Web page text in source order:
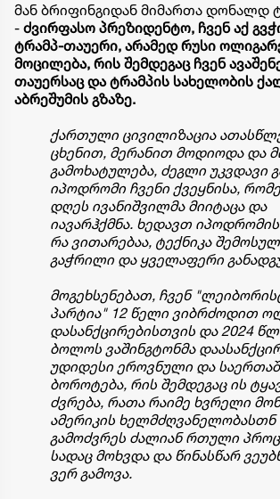
მან ბრიფინგიდან მიმართა დონალდ
- ძვირფასო პრეზიდენტო, ჩვენ აქ
ტრამპ-თაუერი, არამედ რუსი
მოცილება, რის შემდეგაც ჩვენ
თაუერსაც და ტრამპის სახელობის
აბრეშუმის გზაზე.
ქართული ცივილიზაცია
ცხენით, მერანით მოდიოდა და
გამოხატულება, ძეგლი უკვდავი
იპოდრომი ჩვენი ქვეყნისა,
დღეს ივანიშვილმა მიიტაცა და
იავარჰქმნა. ხედავთ
რა ვითარებაა, ტექნიკა
გაჭრილი და ყველაფერი
მოგეხსენებათ, ჩვენ
პარტია" 12 წელი ვიბრძოდით
დასანქცირებისთვის და 2024
ბოლოს ვაშინგტონმა
უდიდესი ეროვნული და
ბოროტება, რის შემდეგაც ის
ძვრება, რათა რაიმე ხვრელი
ამერიკის ხელმძღვანელობასთნ
გამოძვრეს ძალიან რთული
სადაც მოხვდა და წინასწარ
ვერ გამოვა.